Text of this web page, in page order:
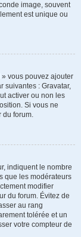
image, souvent
est unique ou
» vous pouvez ajouter
suivantes : Gravatar,
activer ou non les
Si vous ne
du forum.
indiquent le nombre
que les modérateurs
modifier
du forum. Évitez de
au rang
tolérée et un
votre compteur de